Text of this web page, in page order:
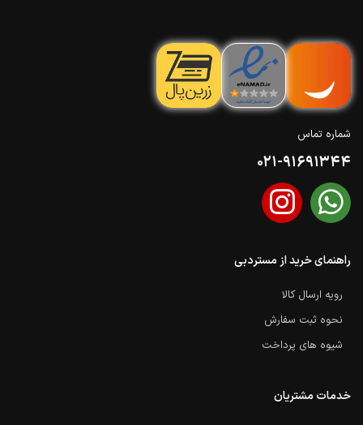
شماره تماس
021-91691344
راهنمای خرید از مستردبی
رویه ارسال کالا
نحوه ثبت سفارش
شیوه های پرداخت
خدمات مشتریان